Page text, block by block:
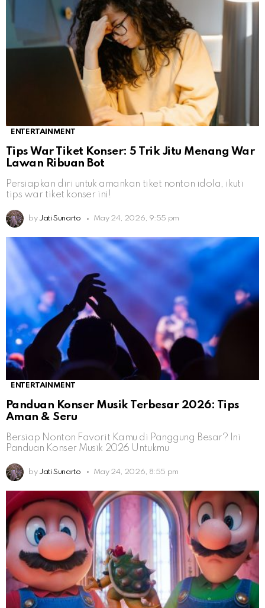
ENTERTAINMENT
Tips War Tiket Konser: 5 Trik Jitu Menang War
Lawan Ribuan Bot
Persiapkan diri untuk amankan tiket nonton idola, ikuti
tips war tiket konser ini!
by Jati Sunarto May 24, 2026, 9:55 pm
ENTERTAINMENT
Panduan Konser Musik Terbesar 2026: Tips
Aman & Seru
Bersiap Nonton Favorit Kamu di Panggung Besar? Ini
Panduan Konser Musik 2026 Untukmu
by Jati Sunarto May 24, 2026, 8:55 pm